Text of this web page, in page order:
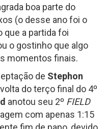
boa parte do
(o desse ano foi o
que a partida foi
o gostinho que algo
momentos finais.
de Stephon
do terço final do 4º
anotou seu 2º FIELD
com apenas 1:15